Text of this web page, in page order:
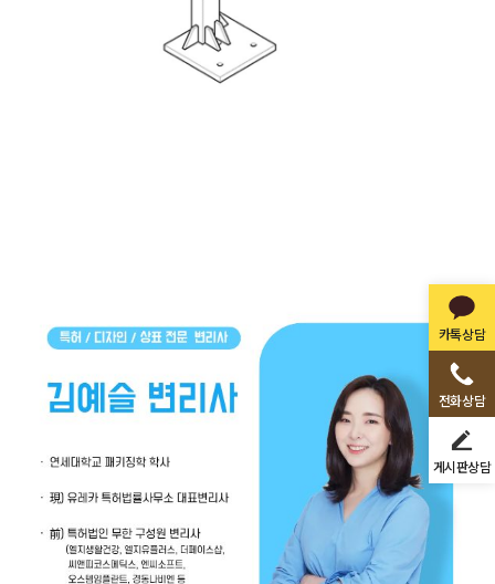
카톡상담
전화상담
게시판상담